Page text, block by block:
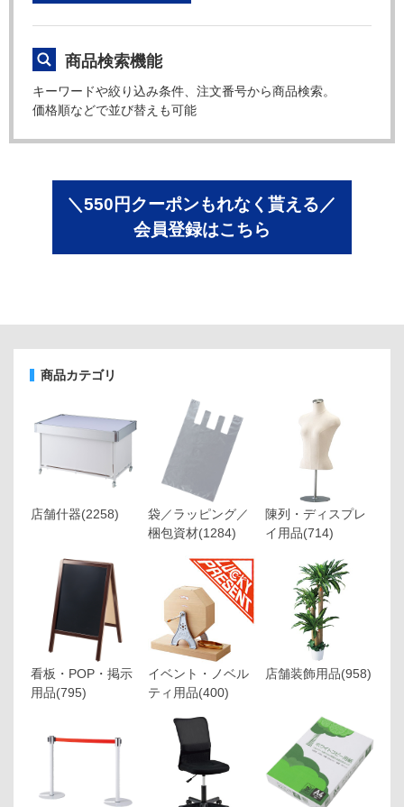
商品検索機能
キーワードや絞り込み条件、注文番号から商品検索。
価格順などで並び替えも可能
＼550円クーポンもれなく貰える／
会員登録はこちら
商品カテゴリ
店舗什器(2258)
袋／ラッピング／
梱包資材(1284)
陳列・ディスプレ
イ用品(714)
看板・POP・掲示
用品(795)
イベント・ノベル
ティ用品(400)
店舗装飾用品(958)